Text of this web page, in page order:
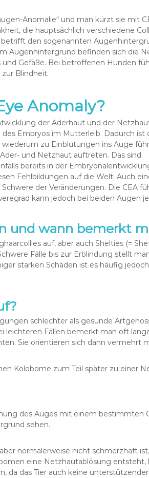
Anomalie“ und man kürzt sie mit
die hauptsächlich verschiedene
den sogenannten
Augenhintergrund befinden sich die
Gefäße. Bei betroffenen Hunden
Blindheit.
Anomaly?
der Aderhaut und der
Embryos im Mutterleib. Dadurch ist
zu Einblutungen ins Auge
und Netzhaut auftreten. Das sind
bereits in der
Fehlbildungen auf die Welt. Auch
der Veränderungen. Die CEA
kann jedoch bei beiden Augen
und wann bemerkt
auf, aber auch Shelties (=
Fälle bis zur Erblindung stellt
starken Schäden ist es häufig
schlechter als gesunde
leichteren Fällen bemerkt man oft
Sie orientieren sich dann vermehrt
Kolobome zum Teil später zu einer
des Auges mit einem bestimmten
sehen.
normalerweise nicht schmerzhaft
eine Netzhautablösung
da das Tier auch keine